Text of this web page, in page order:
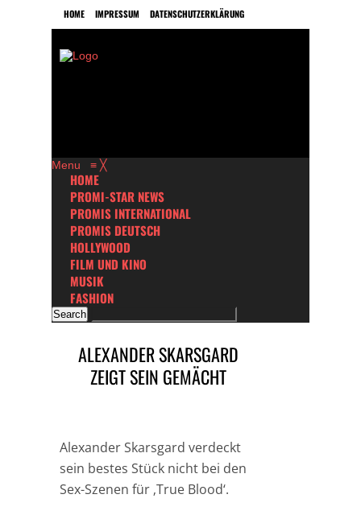
HOME IMPRESSUM DATENSCHUTZERKLÄRUNG
Menu ≡ ╳
HOME
PROMI-STAR NEWS
PROMIS INTERNATIONAL
PROMIS DEUTSCH
HOLLYWOOD
FILM UND KINO
MUSIK
FASHION
ALEXANDER SKARSGARD
ZEIGT SEIN GEMÄCHT
Alexander Skarsgard verdeckt
sein bestes Stück nicht bei den
Sex-Szenen für ‚True Blood‘.